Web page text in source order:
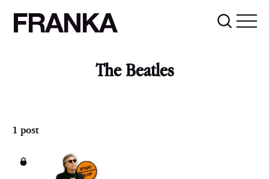
FRANKA
The Beatles
1 post